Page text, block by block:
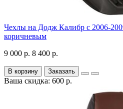
Чехлы на Додж Калибр с 2006-
коричневым
9 000 р. 8 400 р.
В корзину Заказать
Ваша скидка: 600 р.